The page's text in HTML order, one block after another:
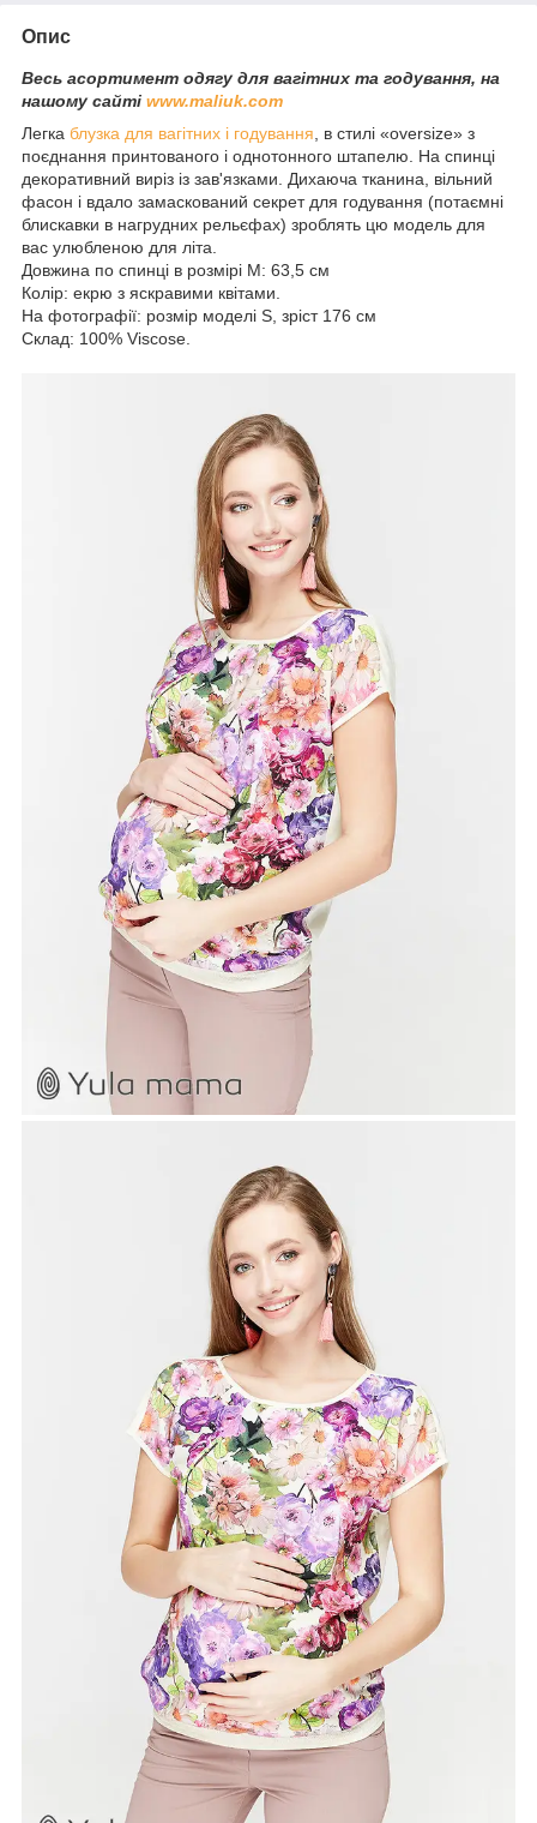
Опис
Весь асортимент одягу для вагітних та годування, на
нашому сайті www.maliuk.com
Легка блузка для вагітних і годування , в стилі «oversize» з
поєднання принтованого і однотонного штапелю. На спинці
декоративний виріз із зав'язками. Дихаюча тканина, вільний
фасон і вдало замаскований секрет для годування (потаємні
блискавки в нагрудних рельєфах) зроблять цю модель для
вас улюбленою для літа.
Довжина по спинці в розмірі М: 63,5 см
Колір: екрю з яскравими квітами.
На фотографії: розмір моделі S, зріст 176 см
Склад: 100% Viscose.